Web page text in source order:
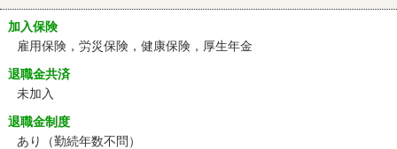
加入保険
雇用保険，労災保険，健康保険，厚生年金
退職金共済
未加入
退職金制度
あり（勤続年数不問）